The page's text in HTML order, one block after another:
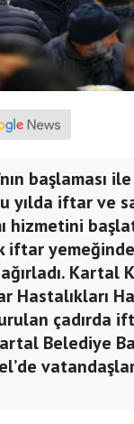
başlaması
yılda iftar ve
hizmetini
iftar yemeğinde
Kartal
Hastalıkları
çadırda
Belediye